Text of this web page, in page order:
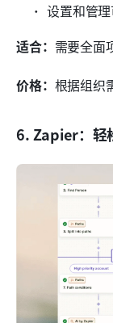
设置和管
适合： 需要全面
价格： 根据组织
6. Zapier：轻